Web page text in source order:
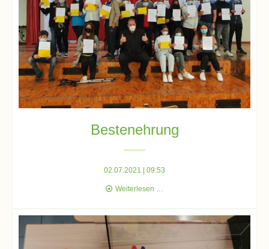
Schulsozialarbeit
Hausmeister
Förderverein
Bestenehrung
02.07.2021 | 09:53
Weiterlesen …